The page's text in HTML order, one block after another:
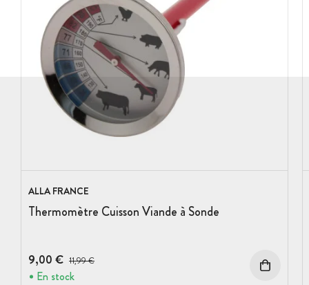
ALLA FRANCE
Thermomètre Cuisson Viande à Sonde
9,00 € Prix avant réduction :
11,99 €
En stock